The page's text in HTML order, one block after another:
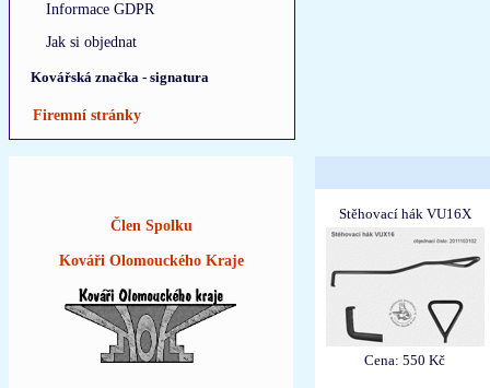
Informace GDPR
Jak si objednat
Kovářská značka - signatura
Firemní stránky
Člen Spolku
Kováři Olomouckého Kraje
Stěhovací hák VU16X
Cena: 550 Kč